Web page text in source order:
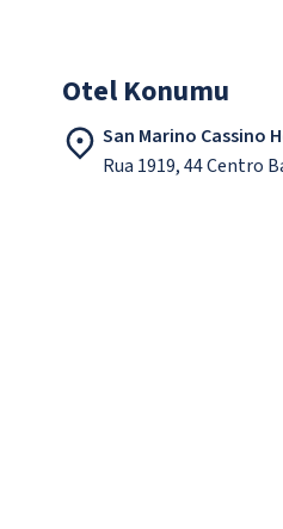
Otel Konumu
San Marino Cassino
Rua 1919, 44 Centro